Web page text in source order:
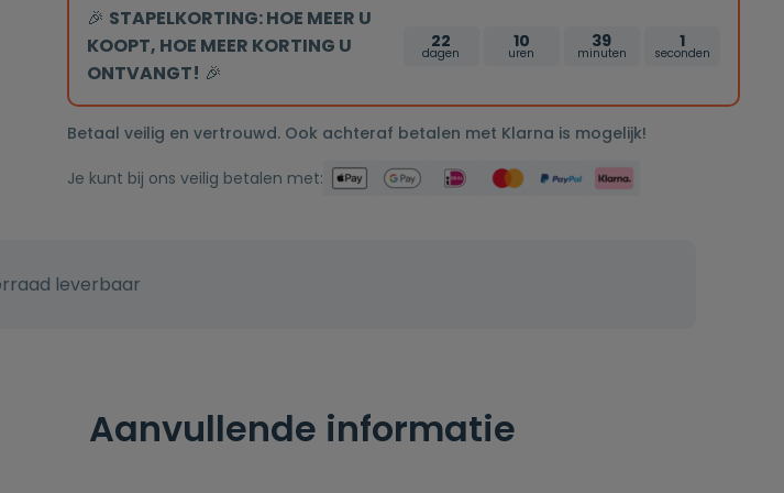
1/2"
20cm
douchekop
gun
metal
tweeknops
aantal
🎉 STAPELKORTING: HOE MEER U
KOOPT, HOE MEER KORTING U
ONTVANGT! 🎉
22
dagen
10
uren
39
minuten
0
seconden
Betaal veilig en vertrouwd. Ook achteraf betalen met Klarna is mogelijk!
Je kunt bij ons veilig betalen met:
leverbaar
Aanvullende informatie